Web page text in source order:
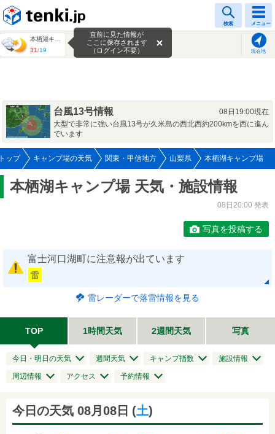
検索 メニュー
31/19 現在地
直前に見た情報が
ここに保存されます
（ログイン不要）
台風13号情報
08日19:00現在
大型で非常に強い台風13号が久米島の西北西約200kmを西に進ん
でいます
ップ キャンプ場の天気 関東・甲信地方 山梨県 本栖湖キャンプ場
本栖湖キャンプ場 天気・施設情報
08日20:00 発表
写真を投稿する
富士河口湖町に注意報が出ています
雷
雷レーダーで落雷情報を見る
TOP 1時間天気 2週間天気 写真
今日・明日の天気 週間天気 キャンプ指数 施設情報
周辺情報 アクセス 予約情報
今日の天気 08月08日 (土)